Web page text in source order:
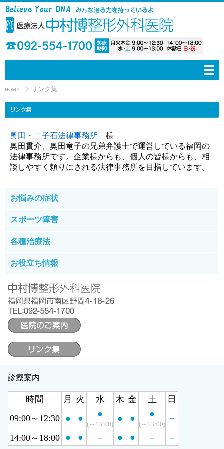
HOME > リンク集
奥田・二子石法律事務所 様
奥田貫介、奥田竜子の兄弟弁護士で運営している福岡の
法律事務所です。企業様からも、個人の皆様からも、相
談しやすく頼りにされる法律事務所を目指しています。
お悩みの症状
腰が痛い
肩が上がらない（五十肩）
疲労感
冷え（手足・肩・お腹）
下痢
めまい
ダイエット
便秘
スポーツ障害
すねの周りが痛い
ねん挫
各種治療法
理学療法
栄養療法
超高濃度ビタミンC療法
お役立ち情報
漢方
栄養療法
遺伝子
宇宙
新型コロナ
診療案内
時間 月 火 水 木 金 土
日
09:00～12:30 ● ● ●
(～13:00)
● ● ●
(～13:00)
－
14:00～18:00 ● ● － ● ● － －